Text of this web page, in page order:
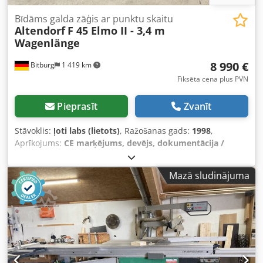
Bitburg 1 419 km
Bīdāms galda zāģis ar punktu skaitu
Altendorf F 45 Elmo II - 3,4 m
Wagenlänge
8 990 €
Fiksēta cena plus PVN
Pieprasīt Zvanīt
Stāvoklis: ļoti labs (lietots), Ražošanas gads: 1998,
Aprīkojums: CE marķējums, devējs, dokumentācija /
rokasgrāmata, zāģa asmens aizsargs
3400 mm Griezuma platums pie platā malu atbalsta: 1350
mm Griezuma platums pie garā malu atbalsta: 3200 mm
Griezuma dziļums: 145 mm Priekšgriezums: jā Ar
elektromotoru vadāmu augstuma un sānu regulēšanu
Rapido priekšgriezuma sistēma, kas nodrošina
nepārtrauktu griezuma platuma regulēšanu Regulēšanas
diapazons: 2,8–3,8 mm, ieskaitot priekšgriezuma zāģa
asmeni Zāģa asmens augstuma regulēšana: elektriska
Mazā sludinājuma